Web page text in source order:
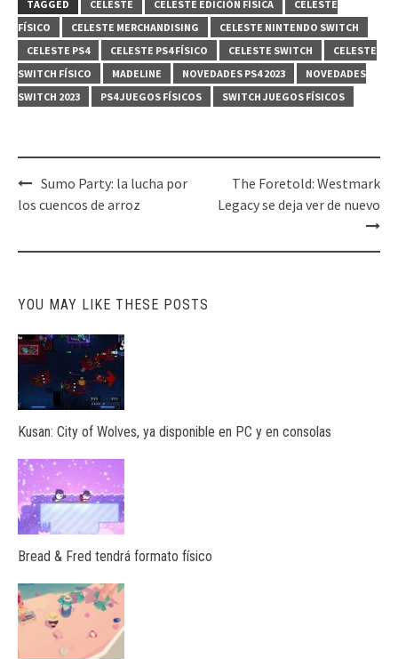
TAGGED CELESTE CELESTE EDICIÓN FÍSICA
CELESTE
FÍSICO
CELESTE MERCHANDISING
CELESTE NINTENDO SWITCH
CELESTE PS4
CELESTE PS4 FÍSICO CELESTE SWITCH
CELESTE
SWITCH FÍSICO
MADELINE NOVEDADES PS4 2023
NOVEDADES
SWITCH 2023
PS4 JUEGOS FÍSICOS SWITCH JUEGOS FÍSICOS
Post
navigation
Sumo Party: la lucha por
los cuencos de arroz
The Foretold: Westmark
Legacy se deja ver de nuevo
YOU MAY LIKE THESE POSTS
Kusan: City of Wolves, ya disponible en PC y en consolas
Bread & Fred tendrá formato físico